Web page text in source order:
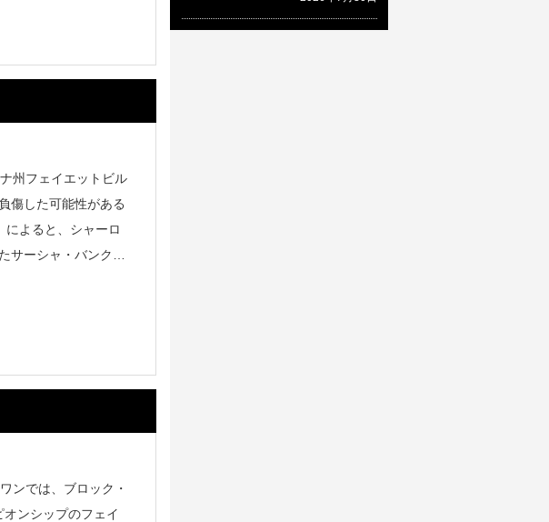
州フェイエットビル
傷した可能性がある
によると、シャーロ
サーシャ・バンクス
ンでは、ブロック・
ンシップのフェイ